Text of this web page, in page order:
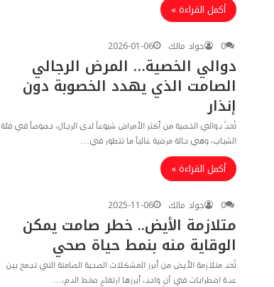
أكمل القراءة »
جواد مالك
2026-01-06 0
دوالي الخصية… المرض الرجالي
الصامت الذي يهدد الخصوبة دون
إنذار
تُعدّ دوالي الخصية من أكثر الأمراض شيوعاً لدى الرجال، خصوصاً في فئة
الشباب، وهي حالة مرضية غالباً ما تتطور في…
أكمل القراءة »
جواد مالك
2025-11-06 0
متلازمة الأيض.. خطر صامت يمكن
الوقاية منه بنمط حياة صحي
تُعد متلازمة الأيض من أبرز المشكلات الصحية الصامتة التي تجمع بين
عدة اضطرابات في آنٍ واحد، أبرزها ارتفاع ضغط الدم،…